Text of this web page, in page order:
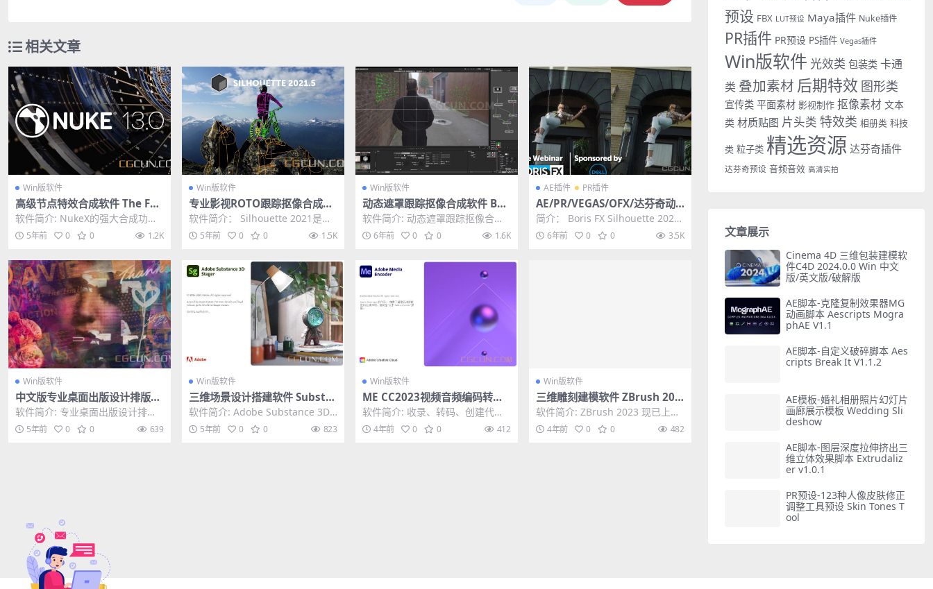
相关文章
Win版软件
高级节点特效合成软件 The Fou
ndry Nuke Studio 13.0V1 Wi
n注册机破解版
软件简介: NukeX的强大合成功
能，再加上Hiero的多轨道剪辑时
间线，让您可...
5年前 0 0 1.2K
Win版软件
专业影视ROTO跟踪抠像合成后
期软件 Silhouette 2021.5.0 W
in
软件简介： Silhouette 2021是同
类产品中最佳的视觉效果工具，具
有行...
5年前 0 0 1.5K
Win版软件
动态遮罩跟踪抠像合成软件 Bor
isFX Silhouette 2020.5.1 Win
破解版
软件简介: 动态遮罩跟踪抠像合成
软件 BorisFX Silhouette 20...
6年前 0 0 1.6K
AE插件 PR插件
AE/PR/VEGAS/OFX/达芬奇动
态遮罩跟踪抠像合成软件插件 Si
lhouette Paint 2020.5.4
简介： Boris FX Silhouette 2020.
5.4是一款获得奥斯卡...
6年前 0 0 3.5K
Win版软件
中文版专业桌面出版设计排版印
刷工具软件 Serif Affinity Publ
isher 1.10.0.1127 Win
软件简介: 专业桌面出版设计排版
印刷工具软件 Serif Affinity Pu...
5年前 0 0 639
Win版软件
三维场景设计搭建软件 Substa
nce 3D Stager v1.0.1 Win中
文/英文破解版
软件简介: Adobe Substance 3D
Designer 是一款用于创...
5年前 0 0 823
Win版软件
ME CC2023视频音频编码转码
软件 Media Encoder 2023
软件简介: 收录、转码、创建代理
和输出您可以想象的几乎任何格
式。使用预设、Wat...
4年前 0 0 412
Win版软件
三维雕刻建模软件 ZBrush 202
3.0.1 Win 中文版/英文版
软件简介: ZBrush 2023 现已上
市！ 这个新版本带来了巨大的发
展，使艺...
4年前 0 0 482
预设 FBX LUT预设 Maya插件 Nuke插件
PR插件 PR预设 PS插件 Vegas插件
Win版软件 光效类 包装类 卡通
类 叠加素材 后期特效 图形类
宣传类 平面素材 影视制作 抠像素材 文本
类 材质贴图 片头类 特效类 相册类 科技
类 粒子类 精选资源 达芬奇插件
达芬奇预设 音频音效 高清实拍
文章展示
Cinema 4D 三维包装建模软
件C4D 2024.0.0 Win 中文
版/英文版/破解版
AE脚本-克隆复制效果器MG
动画脚本 Aescripts Mogra
phAE V1.1
AE脚本-自定义破碎脚本 Aes
cripts Break It V1.1.2
AE模板-婚礼相册照片幻灯片
画廊展示模板 Wedding Sli
deshow
AE脚本-图层深度拉伸挤出三
维立体效果脚本 Extrudaliz
er v1.0.1
PR预设-123种人像皮肤修正
调整工具预设 Skin Tones T
ool